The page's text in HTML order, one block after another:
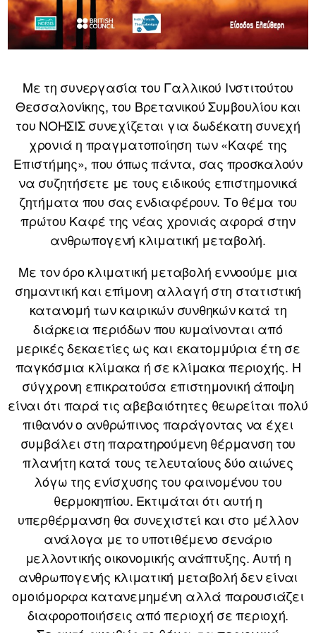
Με τη συνεργασία του Γαλλικού Ινστιτούτου
Θεσσαλονίκης, του Βρετανικού Συμβουλίου και
του ΝΟΗΣΙΣ συνεχίζεται για δωδέκατη συνεχή
χρονιά η πραγματοποίηση των «Καφέ της
Επιστήμης», που όπως πάντα, σας προσκαλούν
να συζητήσετε με τους ειδικούς επιστημονικά
ζητήματα που σας ενδιαφέρουν. Το θέμα του
πρώτου Καφέ της νέας χρονιάς αφορά στην
ανθρωπογενή κλιματική μεταβολή.
Με τον όρο κλιματική μεταβολή εννοούμε μια
σημαντική και επίμονη αλλαγή στη στατιστική
κατανομή των καιρικών συνθηκών κατά τη
διάρκεια περιόδων που κυμαίνονται από
μερικές δεκαετίες ως και εκατομμύρια έτη σε
παγκόσμια κλίμακα ή σε κλίμακα περιοχής. Η
σύγχρονη επικρατούσα επιστημονική άποψη
είναι ότι παρά τις αβεβαιότητες θεωρείται πολύ
πιθανόν ο ανθρώπινος παράγοντας να έχει
συμβάλει στη παρατηρούμενη θέρμανση του
πλανήτη κατά τους τελευταίους δύο αιώνες
λόγω της ενίσχυσης του φαινομένου του
θερμοκηπίου. Εκτιμάται ότι αυτή η
υπερθέρμανση θα συνεχιστεί και στο μέλλον
ανάλογα με το υποτιθέμενο σενάριο
μελλοντικής οικονομικής ανάπτυξης. Αυτή η
ανθρωπογενής κλιματική μεταβολή δεν είναι
ομοιόμορφα κατανεμημένη αλλά παρουσιάζει
διαφοροποιήσεις από περιοχή σε περιοχή.